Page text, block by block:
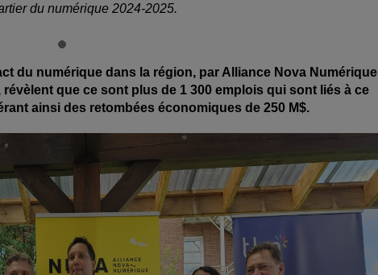
du numérique 2024-2025.
du numérique dans la région, par Alliance Nova Numérique
que ce sont plus de 1 300 emplois qui sont liés à ce
ainsi des retombées économiques de 250 M$.